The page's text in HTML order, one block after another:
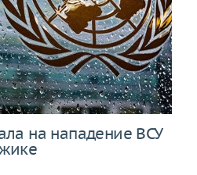
на нападение ВСУ